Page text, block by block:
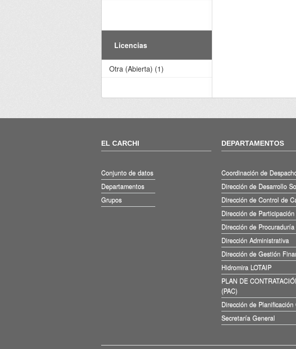
Licencias
Otra (Abierta) (1)
EL CARCHI
Conjunto de datos
Departamentos
Grupos
DEPARTAMENTOS
Coordinación de
Dirección de Desarrollo
Dirección de Control de
Dirección de
Dirección de
Dirección Administrativa
Dirección de Gestión
Hidromira LOTAIP
PLAN DE
(PAC)
Dirección de Planificación
Secretaría General